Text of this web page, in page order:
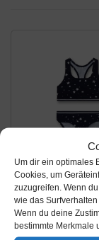
Um dir ein optimales
Cookies, um
zuzugreifen. Wenn
wie das
Wenn du deine
bestimmte Merkmale
Amazon.de
27,99€
Sanetta